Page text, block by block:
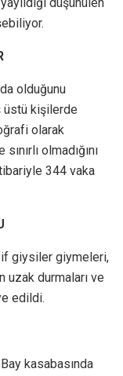
olduğunu
üstü kişilerde
olarak
olmadığını
344 vaka
giysiler giymeleri,
durmaları ve
edildi.
kasabasında